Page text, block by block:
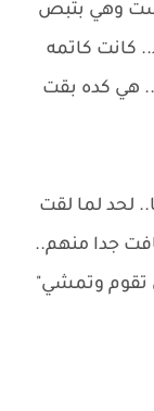
وهي بتبص
كانت كاتمه
هي كده بقت
لحد لما لقت
جدا منهم..
تقوم وتمشي"